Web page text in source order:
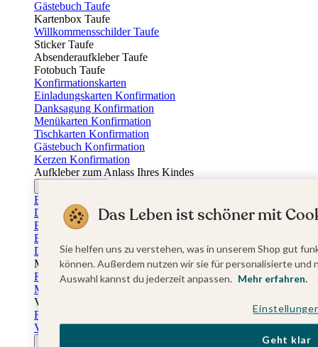
Gästebuch Taufe
Kartenbox Taufe
Willkommensschilder Taufe
Sticker Taufe
Absenderaufkleber Taufe
Fotobuch Taufe
Konfirmationskarten
Einladungskarten Konfirmation
Danksagung Konfirmation
Menükarten Konfirmation
Tischkarten Konfirmation
Gästebuch Konfirmation
Kerzen Konfirmation
Aufkleber zum Anlass Ihres Kindes
Einladungskarten Firmung
Dankeskarten Firmung
Einschulungskarten
Einladungskarten Einschulung
Danksagung Einschulung
Muttertag
Fotogeschenke Muttertag
Muttertagskarten
Vatertag
Fotogeschenke Vatertag
Vatertagskarten
Das Leben ist schöner mit
Sie helfen uns zu verstehen, was in unserem Shop gut
können. Außerdem nutzen wir sie für personalisierte
Auswahl kannst du jederzeit anpassen. Mehr erfahren.
Geht klar